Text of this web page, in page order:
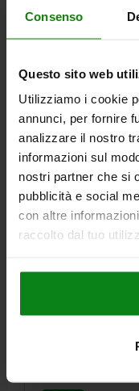
Consenso
Questo sito web
Utilizziamo i cookie
annunci, per fornire
analizzare il nostro
informazioni sul
nostri partner che si
pubblicità e social
con altre
raccolto dal tuo
più le spese di spedizione
STAFFA
DA BONIFICA